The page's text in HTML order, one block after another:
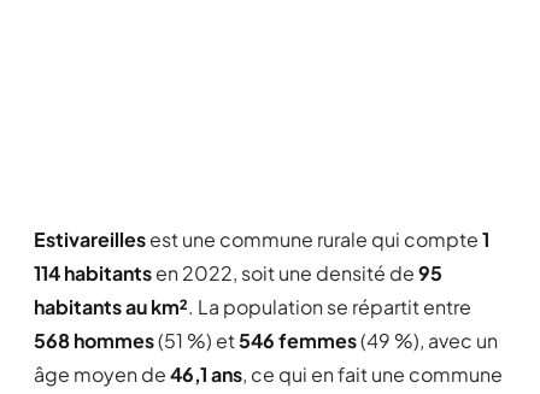
Estivareillesest une commune rurale qui compte1
114 habitantsen 2022, soit une densité de95
habitants au km². La population se répartit entre
568 hommes(51 %) et546 femmes(49 %), avec un
âge moyen de46,1 ans, ce qui en fait une commune